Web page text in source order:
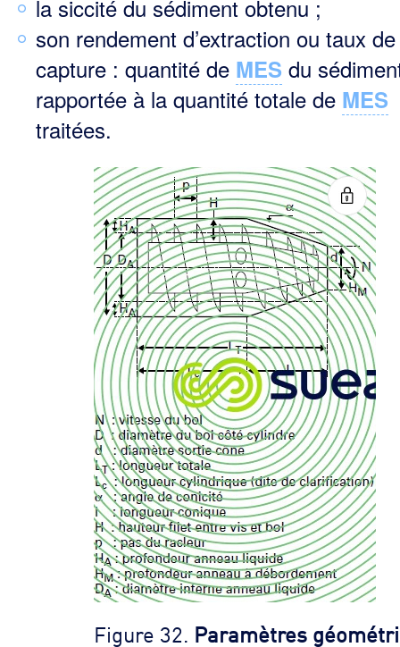
la siccité du sédiment obtenu ;
son rendement d’extraction ou taux de
capture : quantité de MES du
rapportée à la quantité totale de MES
traitées.
Figure 32. Paramètres